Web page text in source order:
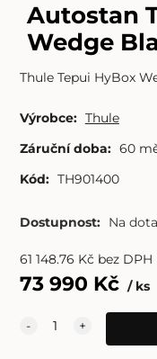
Autostan
Wedge
Thule Tepui HyBox
Výrobce: Thule
Záruční doba: 60
Kód: TH901400
Dostupnost: Na
61 148.76 Kč bez DPH
73 990 Kč ks